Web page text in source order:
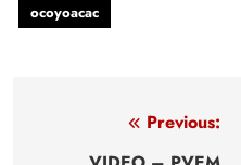
ocoyoacac
NavegaciónPrevious: